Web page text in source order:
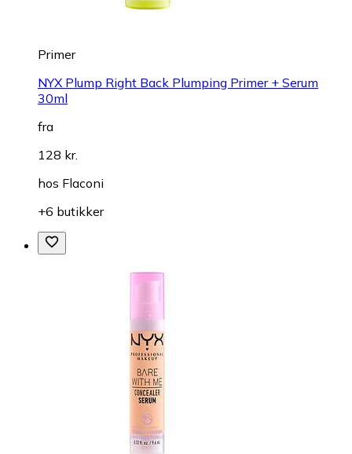
Primer
NYX Plump Right Back Plumping Primer + Serum
30ml
fra
128 kr.
hos Flaconi
+6 butikker